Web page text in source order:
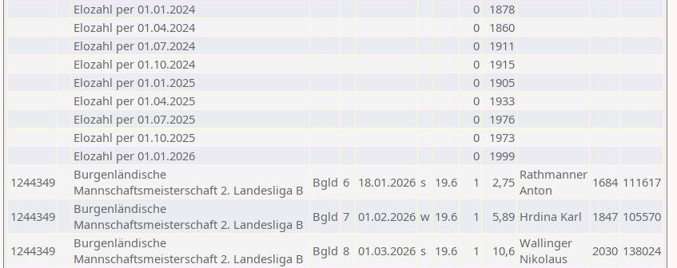
Elozahl per 01.01.2024
0
1878
Elozahl per 01.04.2024
0
1860
Elozahl per 01.07.2024
0
1911
Elozahl per 01.10.2024
0
1915
Elozahl per 01.01.2025
0
1905
Elozahl per 01.04.2025
0
1933
Elozahl per 01.07.2025
0
1976
Elozahl per 01.10.2025
0
1973
Elozahl per 01.01.2026
0
1999
1244349
Burgenländische
Mannschaftsmeisterschaft 2. Landesliga B
Bgld 6 18.01.2026 s 19.6 1 2,75 Rathmanner
Anton
1684 111617
1244349
Burgenländische
Mannschaftsmeisterschaft 2. Landesliga B
Bgld 7 01.02.2026 w 19.6 1 5,89 Hrdina Karl 1847 105570
1244349
Burgenländische
Mannschaftsmeisterschaft 2. Landesliga B
Bgld 8 01.03.2026 s 19.6 1 10,6 Wallinger
Nikolaus
2030 138024